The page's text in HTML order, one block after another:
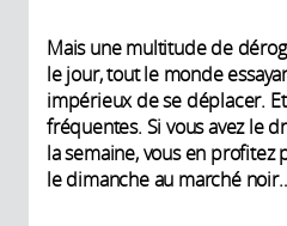
Mais une multitude de
le jour, tout le monde
impérieux de se déplacer.
fréquentes. Si vous avez le
la semaine, vous en profitez
le dimanche au marché